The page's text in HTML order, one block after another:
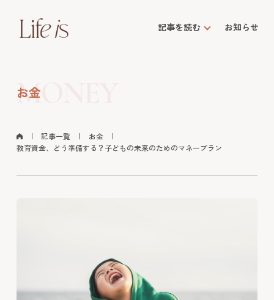
記事を読む お知らせ
MONEY
お金
記事一覧
お金
教育資金、どう準備する？子どもの未来のためのマネープラン